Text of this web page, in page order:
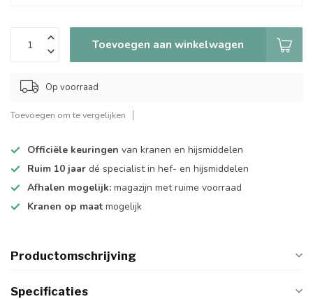
Toevoegen aan winkelwagen
Op voorraad
Toevoegen om te vergelijken
Officiële keuringen van kranen en hijsmiddelen
Ruim 10 jaar dé specialist in hef- en hijsmiddelen
Afhalen mogelijk: magazijn met ruime voorraad
Kranen op maat mogelijk
Productomschrijving
Specificaties